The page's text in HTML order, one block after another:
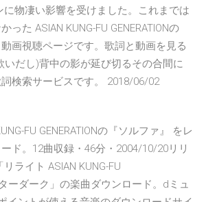
に物凄い影響を受けました。これまでは
った ASIAN KUNG-FU GENERATIONの
動画視聴ページです。歌詞と動画を見る
いだし)背中の影が延び切るその合間に
検索サービスです。 2018/06/02
FU GENERATIONの『ソルファ』 をレ
ド。12曲収録・46分・2004/10/20リリ
ライト ASIAN KUNG-FU
ターダーク」の楽曲ダウンロード。dミュ